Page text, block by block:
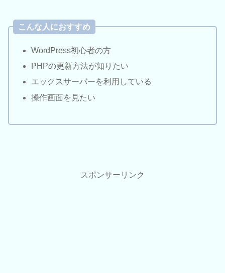
こんな人におすすめ
WordPress初心者の方
PHPの更新方法が知りたい
エックスサーバーを利用している
操作画面を見たい
スポンサーリンク